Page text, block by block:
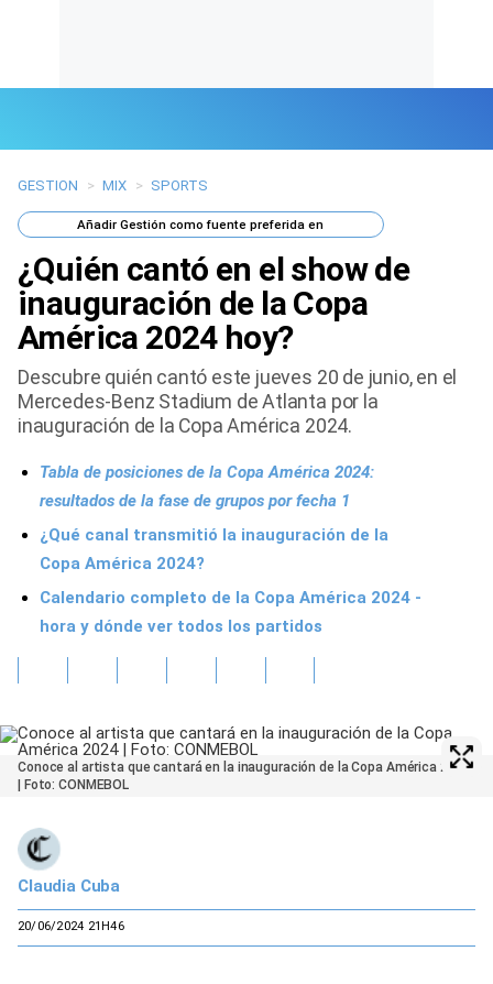
Últimas Noticias
Mi Bolsillo
Respuestas
Gente
Vida Laboral
Tendencias Mix
GESTION > MIX > SPORTS
AñadirGestión como fuente preferida en
¿Quién cantó en el show de
inauguración de la Copa
América 2024 hoy?
Descubre quién cantó este jueves 20 de junio, en el
Mercedes-Benz Stadium de Atlanta por la
inauguración de la Copa América 2024.
Tabla de posiciones de la Copa América 2024:
resultados de la fase de grupos por fecha 1
¿Qué canal transmitió la inauguración de la
Copa América 2024?
Calendario completo de la Copa América 2024 -
hora y dónde ver todos los partidos
Conoce al artista que cantará en la inauguración de la Copa América 2024
| Foto: CONMEBOL
Claudia Cuba
20/06/2024 21H46